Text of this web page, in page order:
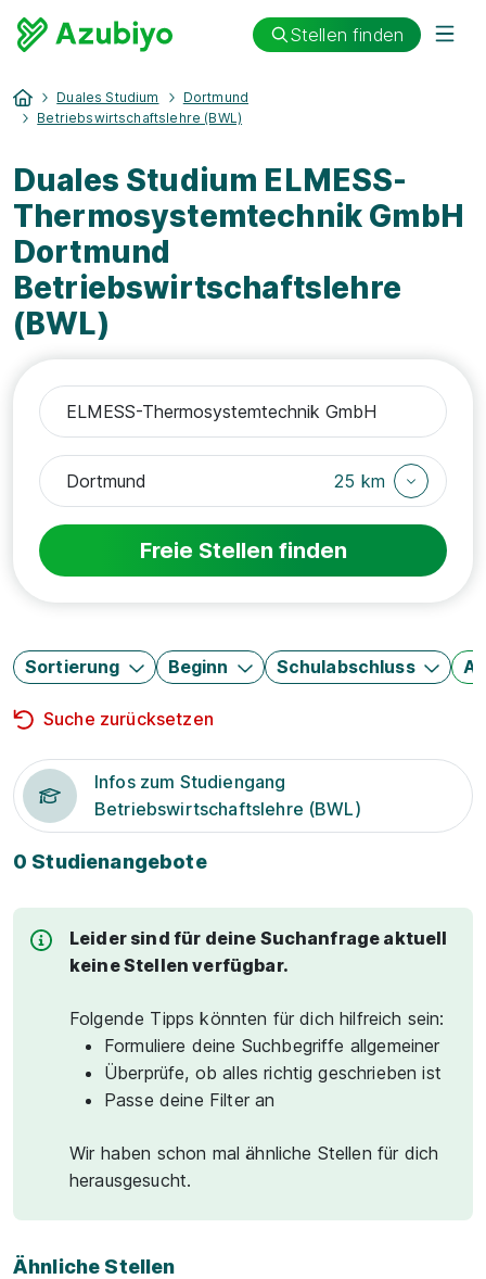
Stellen finden
Duales Studium
Dortmund
Betriebswirtschaftslehre (BWL)
Duales Studium ELMESS-
Thermosystemtechnik GmbH
Dortmund
Betriebswirtschaftslehre
(BWL)
25 km
Freie Stellen finden
Sortierung Beginn Schulabschluss
Suche zurücksetzen
Infos zum Studiengang
Betriebswirtschaftslehre (BWL)
0 Studienangebote
Leider sind für deine Suchanfrage aktuell
keine Stellen verfügbar.
Folgende Tipps könnten für dich hilfreich sein:
Formuliere deine Suchbegriffe allgemeiner
Überprüfe, ob alles richtig geschrieben ist
Passe deine Filter an
Wir haben schon mal ähnliche Stellen für dich
herausgesucht.
Ähnliche Stellen